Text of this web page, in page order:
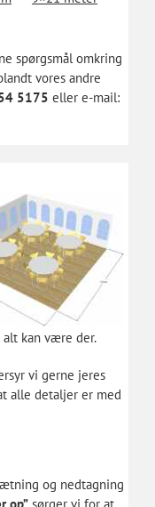
spørgsmål omkring
vores andre
5175 eller e-mail:
alt kan være der.
vi gerne jeres
alle detaljer er med
og nedtagning
op”sørger vi for at